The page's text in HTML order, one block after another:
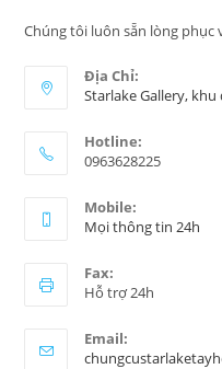
Chúng tôi luôn sẵn lòng phục
Địa Chỉ:
Starlake Gallery,
Hotline:
0963628225
Mobile:
Mọi thông tin 24h
Fax:
Hỗ trợ 24h
Email: